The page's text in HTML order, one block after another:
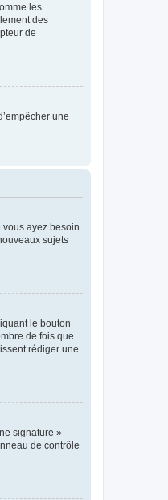
les
des
de
une
ayez besoin
sujets
le bouton
de fois que
rédiger une
signature »
de contrôle